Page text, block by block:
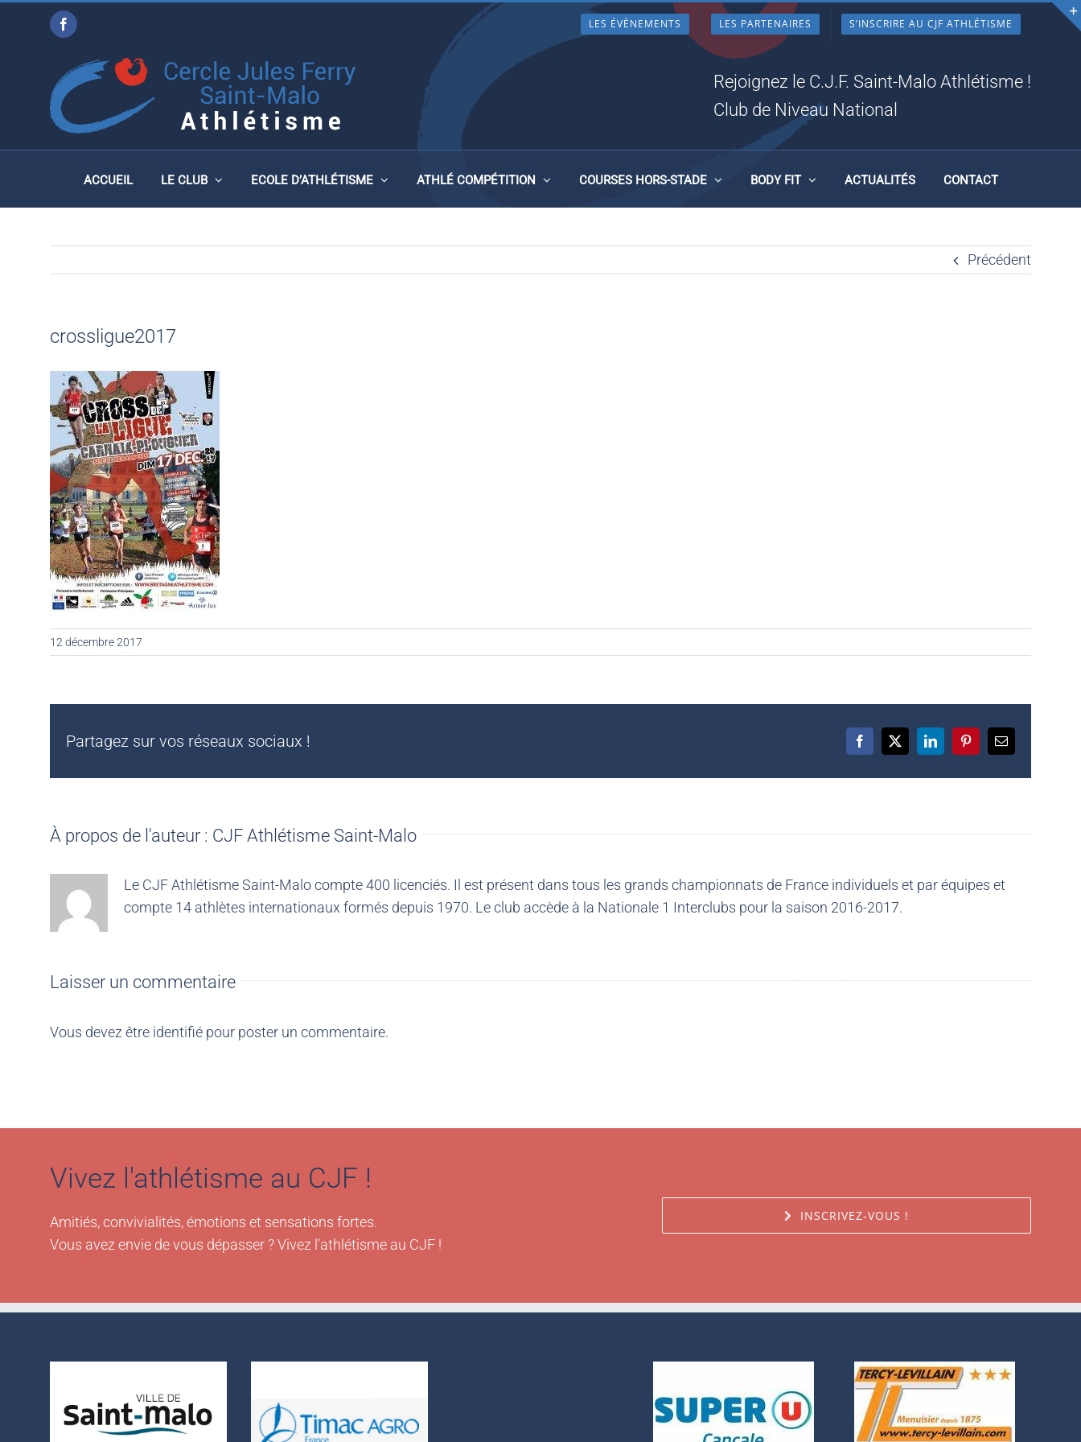
Facebook LES ÉVÈNEMENTS LES PARTENAIRES S’INSCRIRE AU CJF ATHLÉTISME
Rejoignez le C.J.F. Saint-Malo Athlétisme !
Club de Niveau National
ACCUEIL LE CLUB ECOLE D’ATHLÉTISME ATHLÉ COMPÉTITION COURSES HORS-STADE BODY FIT ACTUALITÉS CONTACT
CROSSLIGUE2017
Précédent
crossligue2017
12 décembre 2017
Partagez sur vos réseaux sociaux ! Facebook
X LinkedInPinterestEmail
À propos de l'auteur : CJF Athlétisme Saint-Malo
Le CJF Athlétisme Saint-Malo compte 400 licenciés. Il est présent dans tous les grands championnats de France individuels et par équipes et
compte 14 athlètes internationaux formés depuis 1970. Le club accède à la Nationale 1 Interclubs pour la saison 2016-2017.
Laisser un commentaire
Vous devez être identifié pour poster un commentaire.
Vivez l'athlétisme au CJF !
Amitiés, convivialités, émotions et sensations fortes.
Vous avez envie de vous dépasser ? Vivez l'athlétisme au CJF !
INSCRIVEZ-VOUS !